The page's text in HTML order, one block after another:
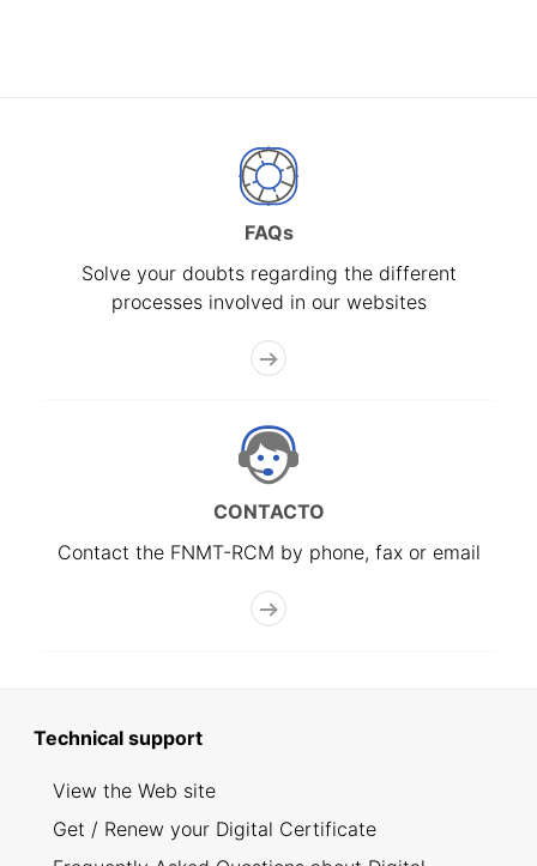
FAQs
Solve your doubts regarding the different
processes involved in our websites
CONTACTO
Contact the FNMT-RCM by phone, fax or email
Technical support
View the Web site
Get / Renew your Digital Certificate